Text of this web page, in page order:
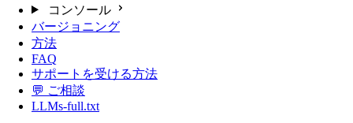
コンソール
バージョニング
方法
FAQ
サポートを受ける方法
💬 ご相談
LLMs-full.txt